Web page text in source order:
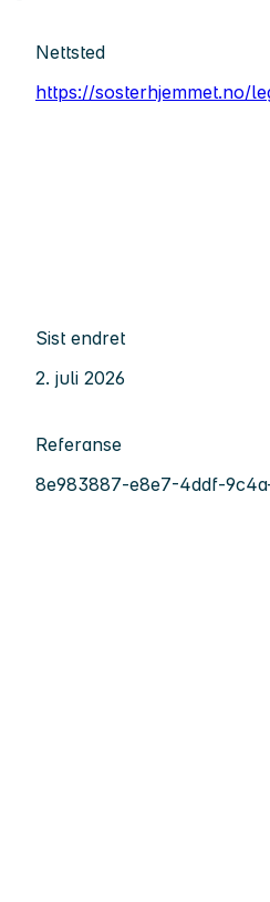
Nettsted
https://sosterhjemmet.no/
Sist endret
2. juli 2026
Referanse
8e983887-e8e7-4ddf-